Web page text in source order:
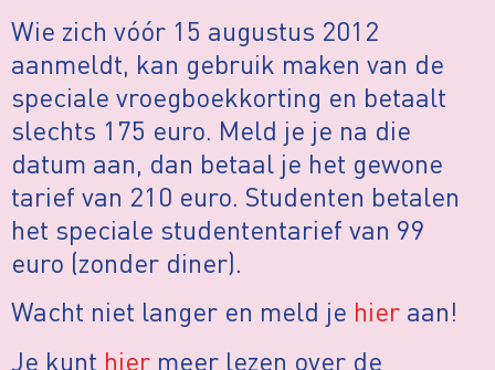
Wie zich vóór 15 augustus 2012
aanmeldt, kan gebruik maken van de
speciale vroegboekkorting en betaalt
slechts 175 euro. Meld je je na die
datum aan, dan betaal je het gewone
tarief van 210 euro. Studenten betalen
het speciale studententarief van 99
euro (zonder diner).
Wacht niet langer en meld je hier aan!
Je kunt hier meer lezen over de